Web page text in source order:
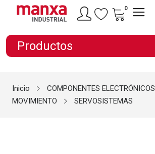
0
Productos
Inicio
COMPONENTES ELECTRÓNICOS
MOVIMIENTO
SERVOSISTEMAS